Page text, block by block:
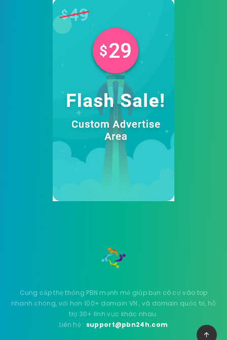
Cung cấp thệ thống PBN mạnh mẽ giúp bạn có cơ vào top
nhanh chống, với hơn 100+ domain VN , và domain quốc tế, hỗ
trợ 30+ lĩnh vực khác nhau.
Liên hệ : support@pbn24h.com